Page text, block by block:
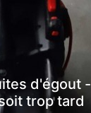
d'égout -
trop tard